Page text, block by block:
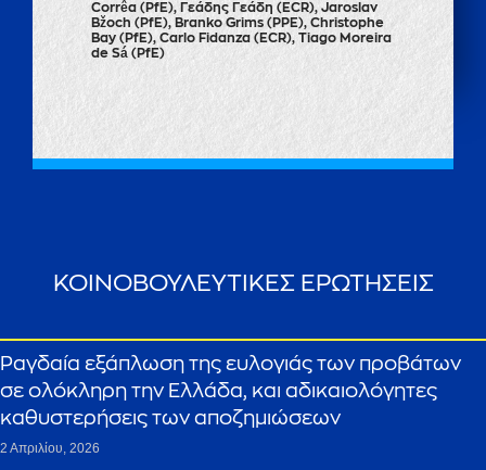
Corrêa (PfE), Γεάδης Γεάδη (ECR), Jaroslav
Bžoch (PfE), Branko Grims (PPE), Christophe
Bay (PfE), Carlo Fidanza (ECR), Tiago Moreira
de Sá (PfE)
ΚΟΙΝΟΒΟΥΛΕΥΤΙΚΕΣ ΕΡΩΤΗΣΕΙΣ
Ραγδαία εξάπλωση της ευλογιάς των προβάτων
σε ολόκληρη την Ελλάδα, και αδικαιολόγητες
καθυστερήσεις των αποζημιώσεων
2 Απριλίου, 2026